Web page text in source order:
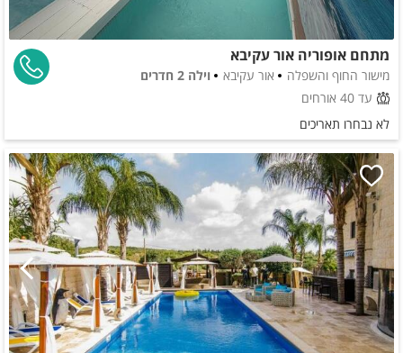
מתחם אופוריה אור עקיבא
מישור החוף והשפלה אור עקיבא
וילה 2 חדרים
עד 40 אורחים
לא נבחרו תאריכים